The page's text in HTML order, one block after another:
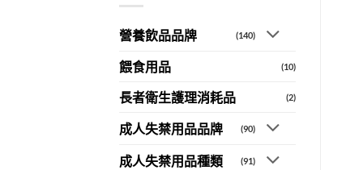
字:
營養飲品品牌 (140)
餵食用品 (10)
長者衛生護理消耗品 (2)
成人失禁用品品牌 (90)
成人失禁用品種類 (91)